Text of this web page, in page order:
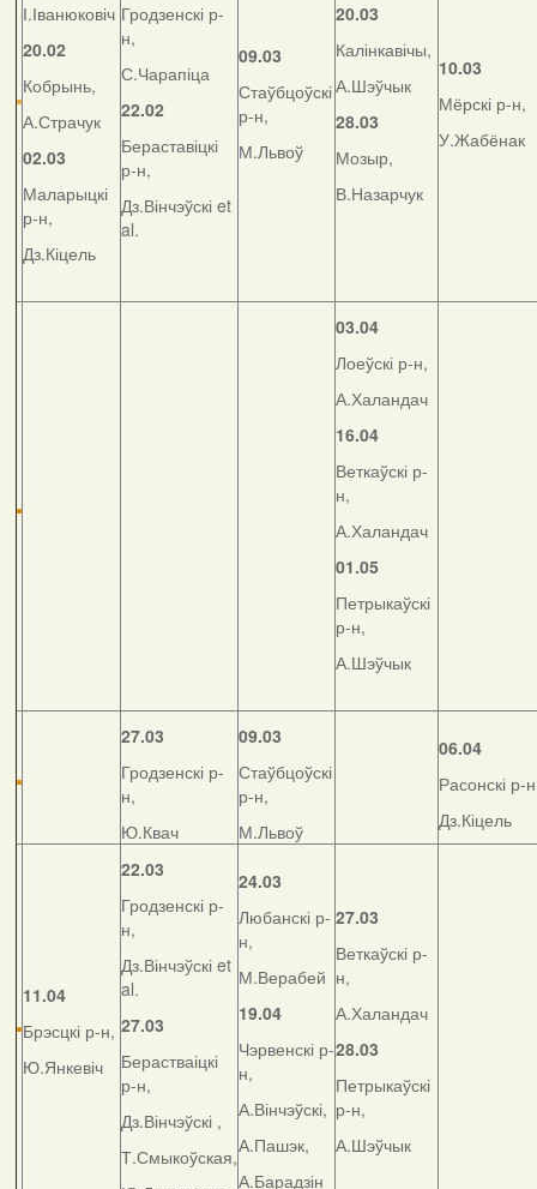
І.Іванюковіч
20.02
Кобрынь,
А.Страчук
02.03
Маларыцкі
р-н,
Дз.Кіцель
Гродзенскі р-
н,
С.Чарапіца
22.02
Бераставіцкі
р-н,
Дз.Вінчэўскі et
al.
09.03
Стаўбцоўскі
р-н,
М.Львоў
20.03
Калінкавічы,
А.Шэўчык
28.03
Мозыр,
В.Назарчук
10.03
Мёрскі р-н,
У.Жабёнак
03.04
Лоеўскі р-н,
А.Халандач
16.04
Веткаўскі р-
н,
А.Халандач
01.05
Петрыкаўскі
р-н,
А.Шэўчык
27.03
Гродзенскі р-
н,
Ю.Квач
09.03
Стаўбцоўскі
р-н,
М.Львоў
06.04
Расонскі р-
Дз.Кіцель
11.04
Брэсцкі р-н,
Ю.Янкевіч
22.03
Гродзенскі р-
н,
Дз.Вінчэўскі et
al.
27.03
Берастваіцкі
р-н,
Дз.Вінчэўскі ,
Т.Смыкоўская,
24.03
Любанскі р-
н,
М.Верабей
19.04
Чэрвенскі р-
н,
А.Вінчэўскі,
А.Пашэк,
А.Барадзін
27.03
Веткаўскі р-
н,
А.Халандач
28.03
Петрыкаўскі
р-н,
А.Шэўчык